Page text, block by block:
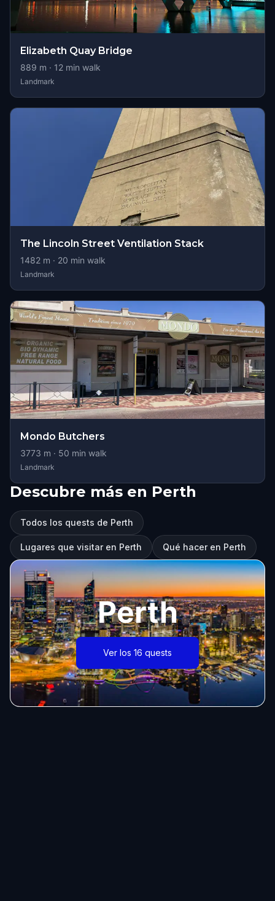
Elizabeth Quay Bridge
889 m · 12 min walk
Landmark
The Lincoln Street Ventilation Stack
1482 m · 20 min walk
Landmark
Mondo Butchers
3773 m · 50 min walk
Landmark
Descubre más en Perth
Todos los quests de Perth
Lugares que visitar en Perth Qué hacer en Perth
Perth
Ver los 16 quests